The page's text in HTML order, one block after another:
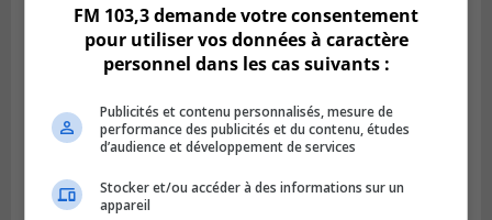
FM 103,3 demande votre consentement
pour utiliser vos données à caractère
personnel dans les cas suivants :
Publicités et contenu personnalisés, mesure de
performance des publicités et du contenu, études
d’audience et développement de services
Stocker et/ou accéder à des informations sur un
appareil